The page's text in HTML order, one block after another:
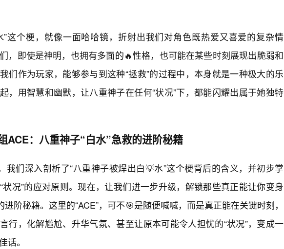
”这个梗，就像一面哈哈镜，折射出我们对角色既热爱又喜爱的复杂情
，即使是神明，也拥有多面的🔥性格，也可能在某些时刻展现出脆弱和
们作为玩家，能够参与到这种“拯救”的过程中，本身就是一种极大的乐
，用智慧和幽默，让八重神子在任何“状况”下，都能闪耀出属于她独特
ACE：八重神子“白水”急救的进阶秘籍
我们深入剖析了“八重神子被焊出白💡水”这个梗背后的含义，并初步掌
状况”的应对原则。现在，让我们进一步升级，解锁那些真正能让你变身
进阶秘籍。这里的“ACE”，可不🎯是随便喊喊，而是真正能在关键时刻，
行，化解尴尬、升华气氛、甚至让原本可能令人担忧的“状况”，变成一
话。